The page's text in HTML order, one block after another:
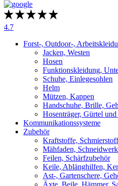
4.7
Forst-, Outdoor-,
Jacken, Westen
Hosen
Funktionskleidung,
Schuhe, Einlegesohlen
Helm
Mützen, Kappen
Handschuhe, Brille,
Hosenträger, Gürtel
Kommunikationssysteme
Zubehör
Kraftstoffe,
Mähfaden,
Feilen, Schärfzubehör
Keile, Ablänghilfen,
Ast-, Gartenschere,
Äxte, Beile, Hämmer,